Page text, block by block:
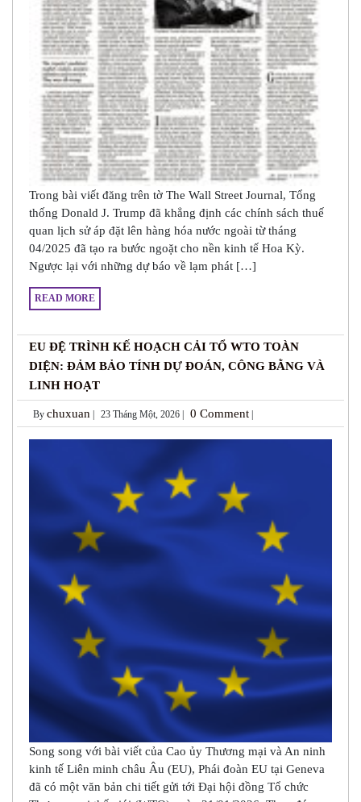
Trong bài viết đăng trên tờ The Wall Street Journal, Tổng
thống Donald J. Trump đã khẳng định các chính sách thuế
quan lịch sử áp đặt lên hàng hóa nước ngoài từ tháng
04/2025 đã tạo ra bước ngoặt cho nền kinh tế Hoa Kỳ.
Ngược lại với những dự báo về lạm phát […]
READ MORE
EU ĐỆ TRÌNH KẾ HOẠCH CẢI TỔ WTO TOÀN
DIỆN: ĐẢM BẢO TÍNH DỰ ĐOÁN, CÔNG BẰNG VÀ
LINH HOẠT
By chuxuan | 23 Tháng Một, 2026 | 0 Comment |
Song song với bài viết của Cao ủy Thương mại và An ninh
kinh tế Liên minh châu Âu (EU), Phái đoàn EU tại Geneva
đã có một văn bản chi tiết gửi tới Đại hội đồng Tổ chức